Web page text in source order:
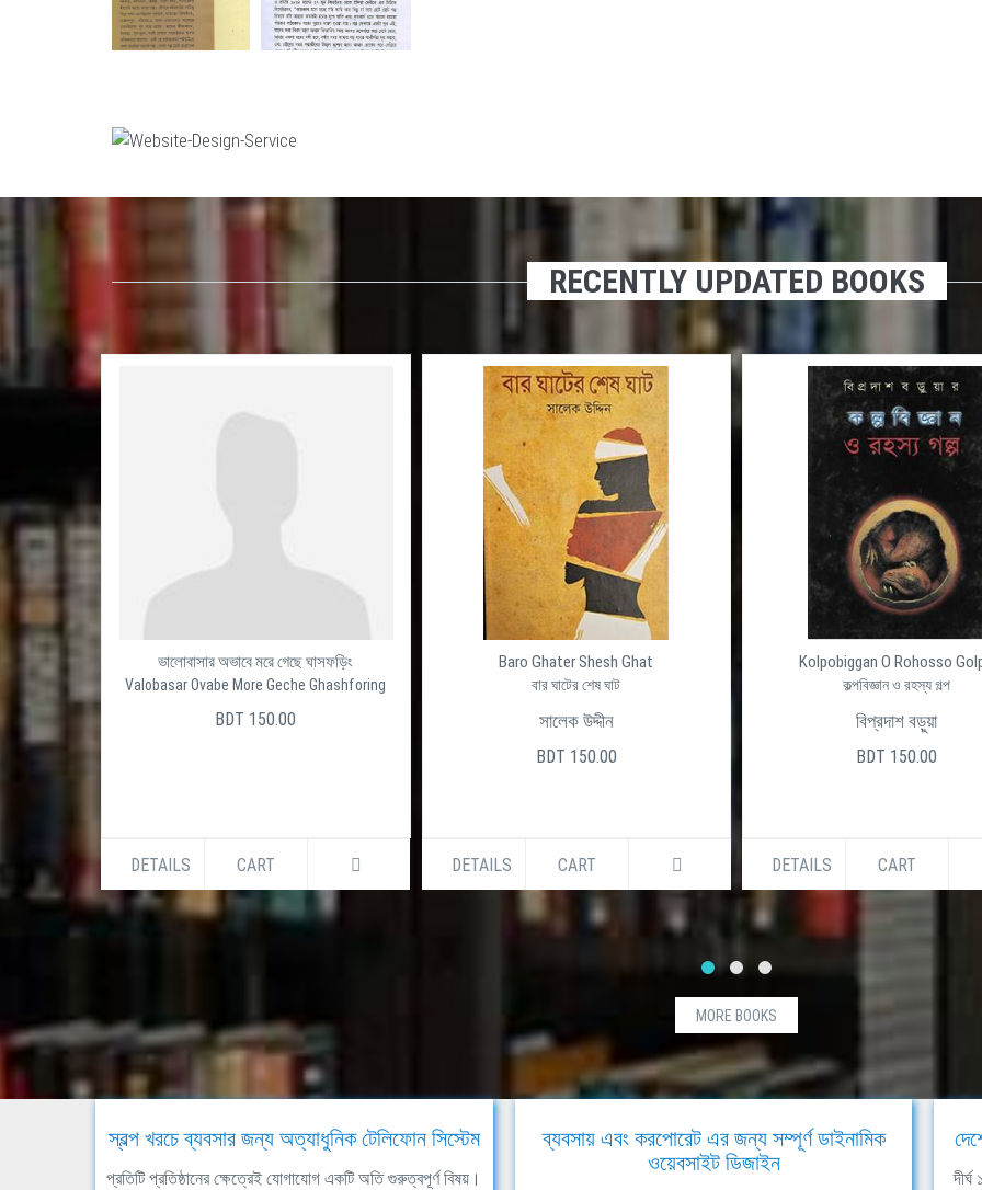
RECENTLY UPDATED BOOKS
ভালোবাসার অভাবে মরে গেছে ঘাসফড়িং
Valobasar Ovabe More Geche Ghashforing
BDT 150.00
DETAILS CART
Baro Ghater Shesh Ghat
বার ঘাটের শেষ ঘাট
সালেক উদ্দীন
BDT 150.00
DETAILS CART
Kolpobiggan O Rohosso
কল্পবিজ্ঞান ও রহস্য গল্প
বিপ্রদাশ বড়ুয়া
BDT 150.00
DETAILS CART
MORE BOOKS
স্বল্প খরচে ব্যবসার জন্য অত্যাধুনিক টেলিফোন সিস্টেম
প্রতিটি প্রতিষ্ঠানের ক্ষেত্রেই যোগাযোগ একটি অতি গুরুত্বপূর্ণ বিষয়।
ব্যবসায় এবং করপোরেট এর জন্য সম্পূর্ণ ডাইনামিক
ওয়েবসাইট ডিজাইন